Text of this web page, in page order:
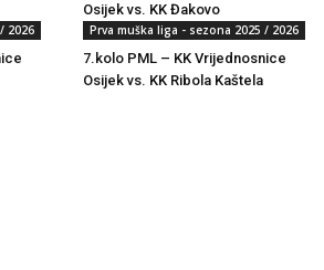
Osijek vs. KK Đakovo
2026 Prva muška liga - sezona 2025 / 2026
7.kolo PML – KK Vrijednosnice
Osijek vs. KK Ribola Kaštela